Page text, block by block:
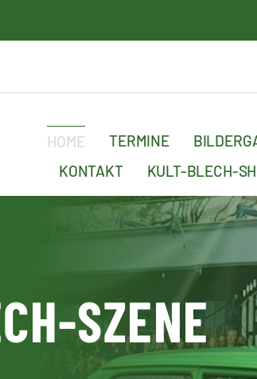
HOME TERMINE
KONTAKT
KULT-BLECH-
SZENE